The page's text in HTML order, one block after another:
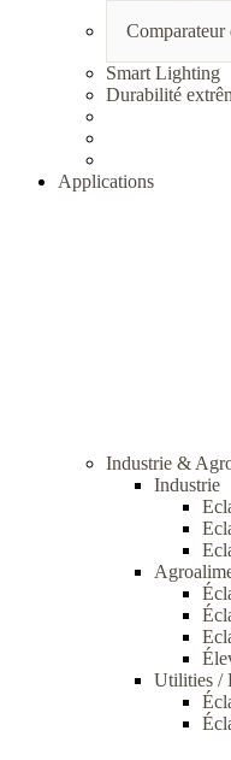
Comparateur
Smart Lighting
Durabilité
Applications
Industrie &
Industrie
Utilities /